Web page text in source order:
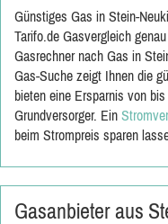
Günstiges Gas in Stein-
Tarifo.de Gasvergleich
Gasrechner nach Gas in
Gas-Suche zeigt Ihnen die
bieten eine Ersparnis von
Grundversorger. Ein
beim Strompreis sparen
Gasanbieter aus